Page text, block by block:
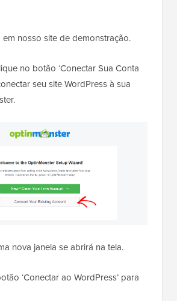
em nosso site de demonstração.
no botão ‘Conectar Sua Conta
seu site WordPress à sua
nova janela se abrirá na tela.
‘Conectar ao WordPress’ para